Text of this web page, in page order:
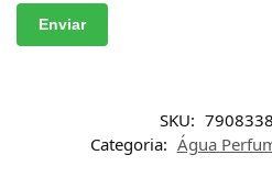
SKU:
Categoria: Água